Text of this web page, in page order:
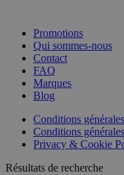
Promotions
Qui sommes-nous
Contact
FAQ
Marques
Blog
Conditions
Conditions générales
Privacy & Cookie
Résultats de recherche